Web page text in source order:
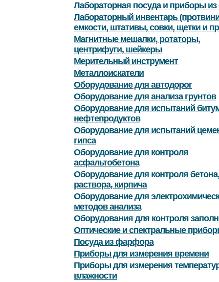
Лабораторная посуда и приборы из
Лабораторный инвентарь
емкости, штативы, совки, щетки и
Магнитные мешалки, ротаторы,
центрифуги, шейкеры
Мерительный инструмент
Металлоискатели
Оборудование для автодорог
Оборудование для анализа грунтов
Оборудование для испытаний
нефтепродуктов
Оборудование для испытаний
гипса
Оборудование для контроля
асфальтобетона
Оборудование для контроля бетона,
раствора, кирпича
Оборудование для
методов анализа
Оборудования для контроля
Оптические и спектральные
Посуда из фарфора
Приборы для измерения времени
Приборы для измерения
влажности